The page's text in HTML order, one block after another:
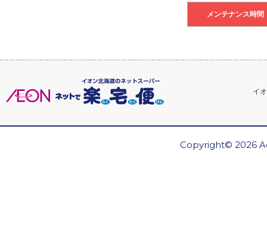
メンテナンス時間
イ
Copyright© 2026